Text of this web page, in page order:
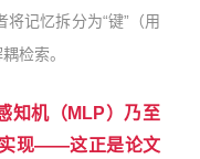
记忆拆分为“键”（用
检索。
知机（MLP）乃至
实现——这正是论文